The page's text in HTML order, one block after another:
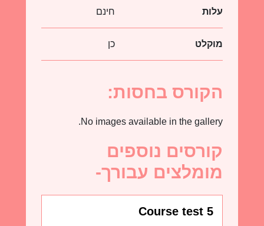
עלות חינם
מוקלט כן
הקורס בחסות:
No images available in the gallery.
קורסים נוספים
מומלצים עבורך-
Course test 5